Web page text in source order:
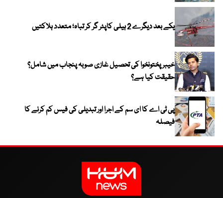
یکے بعد دیگرے 2 ہیلی کاپٹر گر کر تباہ؛ متعدد ہلاکتیں
خیبر پختونخوا کی تحصیل غازی صوبہ پنجاب میں شامل؟
حقیقت کیا ہے؟
پی ٹی اے کا ای سم کے اجرا اور تبدیلی کی فیس کم کرنے کا
فیصلہ